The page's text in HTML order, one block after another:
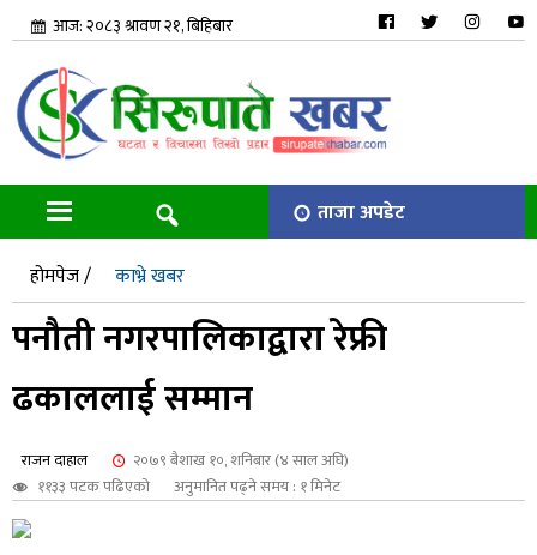
आज: २०८३ श्रावण २१, बिहिबार
ताजा अपडेट
होमपेज /
काभ्रे खबर
पनौती नगरपालिकाद्वारा रेफ्री
ढकाललाई सम्मान
राजन दाहाल
२०७९ बैशाख १०, शनिबार (४ साल अघि)
११३३ पटक पढिएको
अनुमानित पढ्ने समय : १ मिनेट